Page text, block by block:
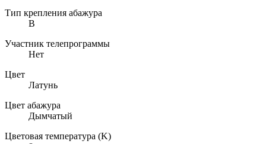
Тип крепления абажура
B
Участник телепрограммы
Нет
Цвет
Латунь
Цвет абажура
Дымчатый
Цветовая температура (K)